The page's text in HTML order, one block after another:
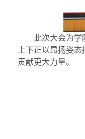
此次大会为
上下正以昂扬姿
贡献更大力量。